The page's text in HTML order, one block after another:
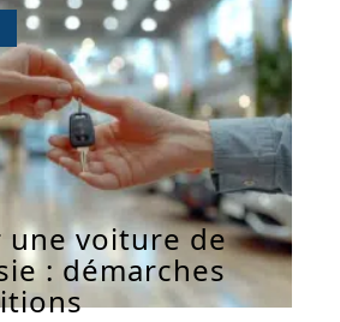
une voiture de
: démarches